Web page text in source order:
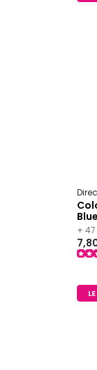
Blue
+ 47